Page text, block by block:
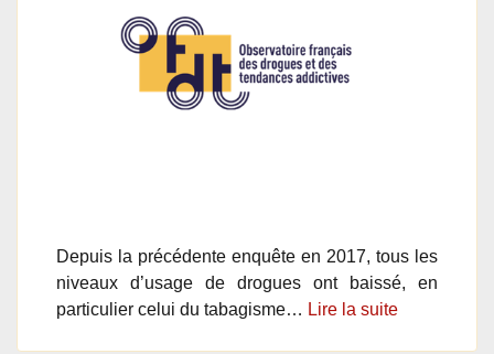
Depuis la précédente enquête en 2017, tous les
niveaux d’usage de drogues ont baissé, en
particulier celui du tabagisme… Lire la suite